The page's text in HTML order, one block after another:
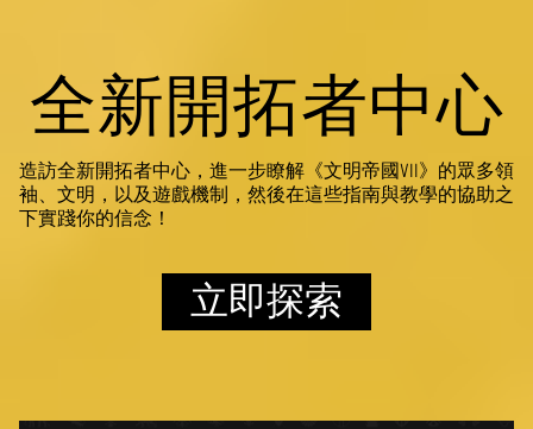
全新開拓者中心
造訪全新開拓者中心，進一步瞭解《文明帝國VII》的眾多領
袖、文明，以及遊戲機制，然後在這些指南與教學的協助之
下實踐你的信念！
立即探索